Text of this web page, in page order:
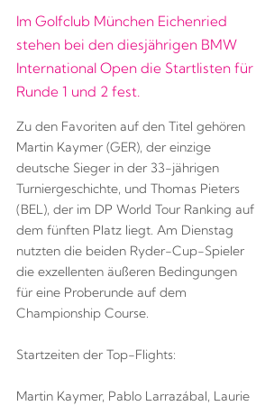
Im Golfclub München Eichenried
stehen bei den diesjährigen BMW
International Open die Startlisten für
Runde 1 und 2 fest.
Zu den Favoriten auf den Titel gehören
Martin Kaymer (GER), der einzige
deutsche Sieger in der 33-jährigen
Turniergeschichte, und Thomas Pieters
(BEL), der im DP World Tour Ranking auf
dem fünften Platz liegt. Am Dienstag
nutzten die beiden Ryder-Cup-Spieler
die exzellenten äußeren Bedingungen
für eine Proberunde auf dem
Championship Course.
Startzeiten der Top-Flights:
Martin Kaymer, Pablo Larrazábal, Laurie